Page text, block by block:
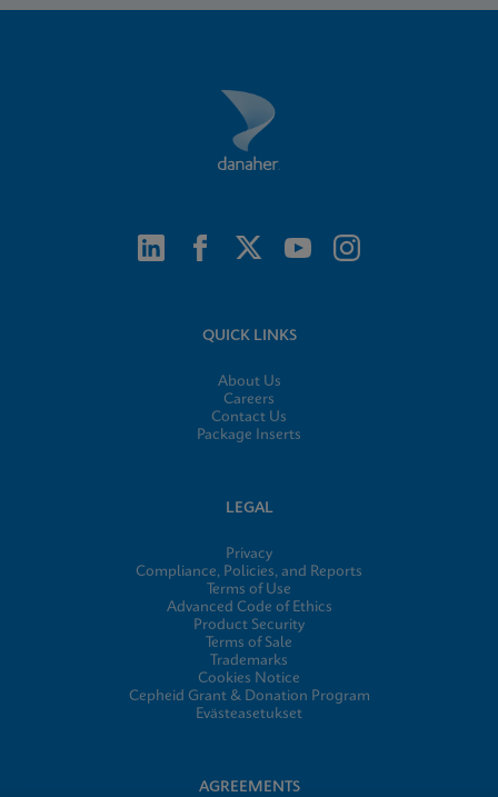
QUICK LINKS
About Us
Careers
Contact Us
Package Inserts
LEGAL
Privacy
Compliance, Policies, and Reports
Terms of Use
Advanced Code of Ethics
Product Security
Terms of Sale
Trademarks
Cookies Notice
Cepheid Grant & Donation Program
Evästeasetukset
AGREEMENTS